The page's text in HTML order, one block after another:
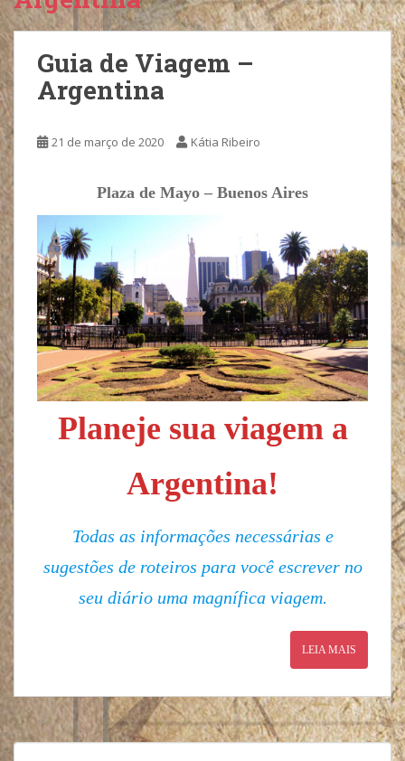
Guia de Viagem –
Argentina
21 de março de 2020 Kátia Ribeiro
Plaza de Mayo – Buenos Aires
Planeje sua viagem a
Argentina!
Todas as informações necessárias e
sugestões de roteiros para você escrever no
seu diário uma magnífica viagem.
LEIA MAIS